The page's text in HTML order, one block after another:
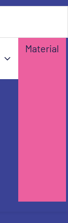
Material